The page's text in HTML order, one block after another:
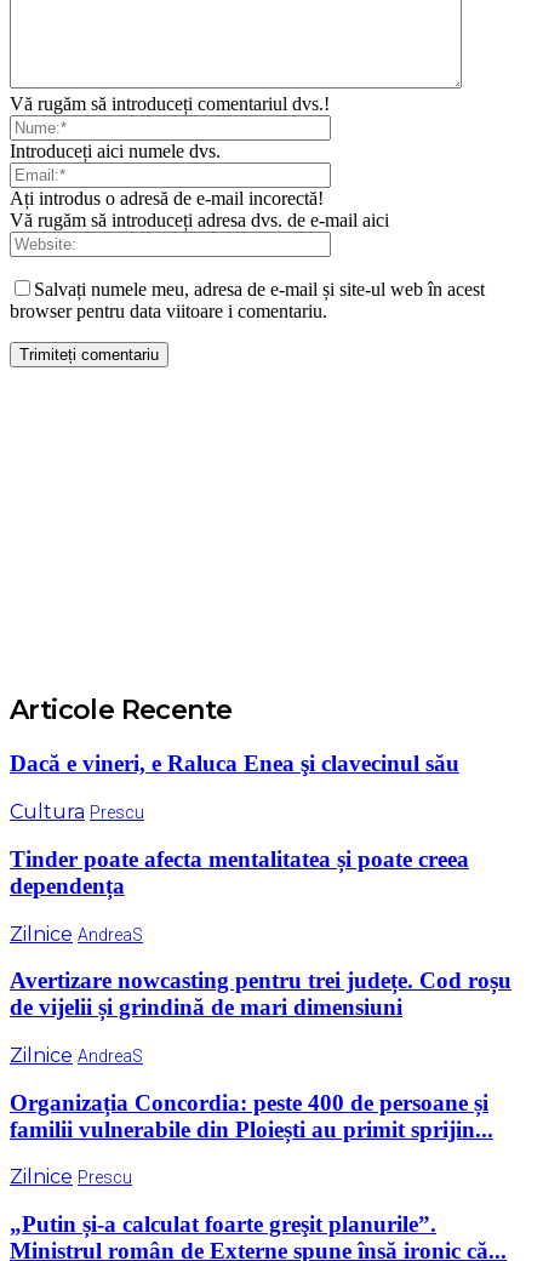
Vă rugăm să introduceți comentariul dvs.!
Introduceți aici numele dvs.
Ați introdus o adresă de e-mail incorectă!
Vă rugăm să introduceți adresa dvs. de e-mail aici
Salvați numele meu, adresa de e-mail și site-ul web în acest
browser pentru data viitoare i comentariu.
Articole Recente
Dacă e vineri, e Raluca Enea şi clavecinul său
Cultura Prescu
Tinder poate afecta mentalitatea și poate creea
dependența
Zilnice AndreaS
Avertizare nowcasting pentru trei județe. Cod roșu
de vijelii și grindină de mari dimensiuni
Zilnice AndreaS
Organizația Concordia: peste 400 de persoane și
familii vulnerabile din Ploiești au primit sprijin...
Zilnice Prescu
„​Putin și-a calculat foarte greşit planurile”.
Ministrul român de Externe spune însă ironic că...